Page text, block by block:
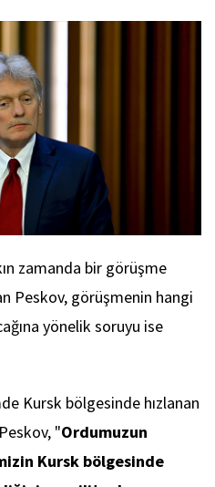
zamanda bir görüşme
Peskov, görüşmenin hangi
yönelik soruyu ise
Kursk bölgesinde hızlanan
"Ordumuzun
Kursk bölgesinde